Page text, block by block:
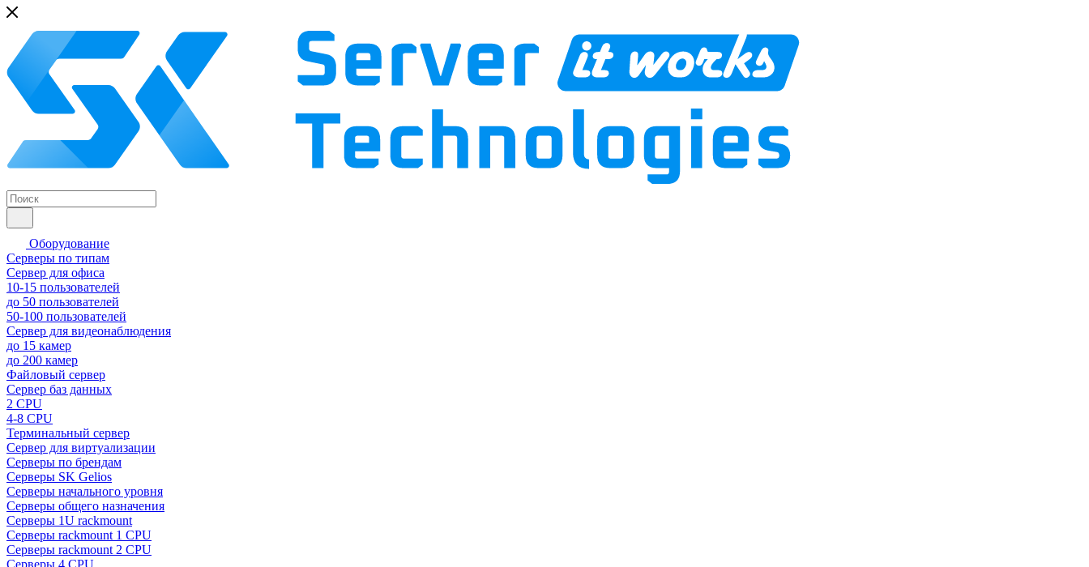
Оборудование
Серверы по типам
Сервер для офиса
10-15 пользователей
до 50 пользователей
50-100 пользователей
Сервер для видеонаблюдения
до 15 камер
до 200 камер
Файловый сервер
Сервер баз данных
2 CPU
4-8 CPU
Терминальный сервер
Сервер для виртуализации
Серверы по брендам
Серверы SK Gelios
Серверы начального уровня
Серверы общего назначения
Серверы 1U rackmount
Серверы rackmount 1 CPU
Серверы rackmount 2 CPU
Серверы 4 CPU